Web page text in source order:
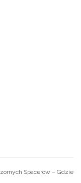
Spacerów – Gdzie